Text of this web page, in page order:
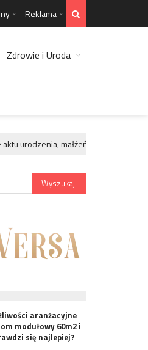
Reklama
Zdrowie i Uroda
urodzenia, małżeństwa, zgonu?
aranżacyjne
modułowy 60m2 i
się najlepiej?